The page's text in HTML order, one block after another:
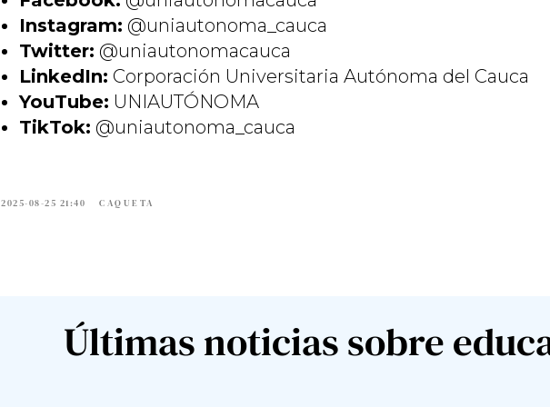
Instagram: @uniautonoma_cauca
Twitter: @uniautonomacauca
LinkedIn: Corporación Universitaria Autónoma del Cauca
YouTube: UNIAUTÓNOMA
TikTok: @uniautonoma_cauca
2025-08-25 21:40 CAQUETA
Últimas noticias sobre